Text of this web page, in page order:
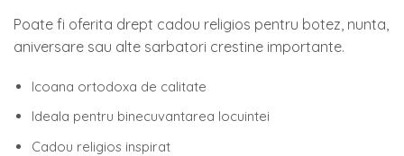
Poate fi oferita drept cadou religios pentru botez, nunta,
aniversare sau alte sarbatori crestine importante.
Icoana ortodoxa de calitate
Ideala pentru binecuvantarea locuintei
Cadou religios inspirat